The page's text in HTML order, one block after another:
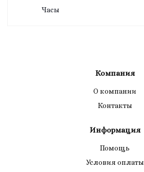
Часы
Компания
О компании
Контакты
Информация
Помощь
Условия оплаты